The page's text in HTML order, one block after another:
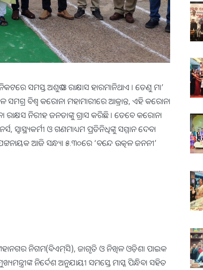
ସମସ୍ତ ଅଶୁଭ ଓ ରାକ୍ଷାସ ହାରମାନିଥାଏ । ତେଣୁ ମା’
ବିଶ୍ୱ କରୋନା ମହାମାରୀରେ ଆକ୍ରାନ୍ତ, ଏହି କରୋନା
ନିରୀହ ଜନତାଙ୍କୁ ଗ୍ରାସ କରିଛି । ତେବେ କରୋନା
ଓ ଗଣମାଧ୍ୟମ ପ୍ରତିନିଧିଙ୍କୁ ସମ୍ମାନ ଦେବା
ଆଜି ସନ୍ଧ୍ୟା ୫.୩୦ରେ ‘ବନ୍ଦେ ଉତ୍କଳ ଜନନୀ’
ମହାନଗର ନିଗମ(ବିଏମ୍‍ସି), ଜାଗୃତି ଓ ନିଖିଳ ଓଡ଼ିଶା ପାଇକ
ନିର୍ଦେଶ ଅନୁଯାୟୀ ସମସ୍ତେ ମାସ୍କ ପିନ୍ଧିବା ସହିତ